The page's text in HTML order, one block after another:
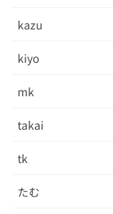
kazu
kiyo
mk
takai
tk
たむ